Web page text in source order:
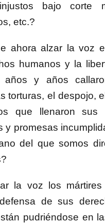
bajo corte
etc.?
ahora alzar la voz
humanos y la
años y años
torturas, el despojo,
que llenaron sus
y promesas
del que somos
la voz los mártires
de sus
pudriéndose en